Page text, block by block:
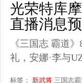
光荣特库
直播消息
《三国志 霸道
礼，安娜·李与
标签： 新武将 三国志霸